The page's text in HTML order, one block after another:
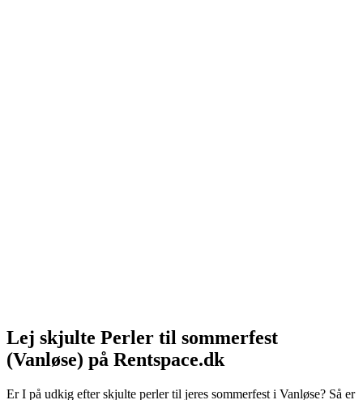
Lej skjulte Perler til sommerfest
(Vanløse) på Rentspace.dk
Er I på udkig efter skjulte perler til jeres sommerfest i Vanløse? Så er